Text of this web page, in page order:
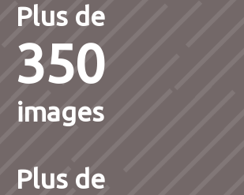
Plus de
350
images
Plus de